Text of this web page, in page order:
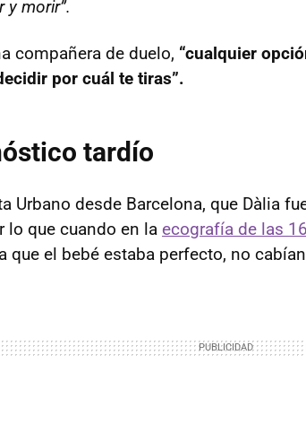
y morir”.
compañera de duelo, “cualquier
por cuál te tiras”.
tardío
Urbano desde Barcelona, que Dàlia
lo que cuando en la ecografía de las
que el bebé estaba perfecto, no